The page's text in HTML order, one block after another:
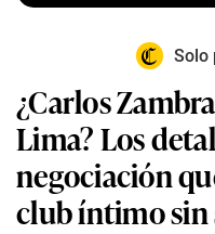
Solo
¿Carlos
Lima? Los
negociación
club íntimo